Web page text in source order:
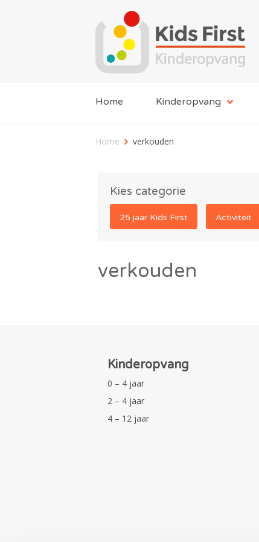
Home Kinderopvang
Home verkouden
Kies categorie
25 jaar Kids First Activiteit
verkouden
Kinderopvang
0 – 4 jaar
2 – 4 jaar
4 – 12 jaar